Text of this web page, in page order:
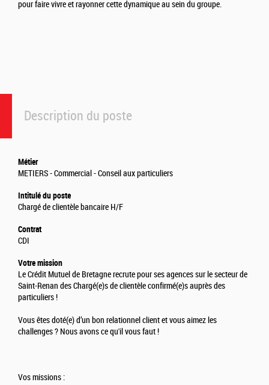
Description du poste
Métier
METIERS - Commercial - Conseil aux particuliers
Intitulé du poste
Chargé de clientèle bancaire H/F
Contrat
CDI
Votre mission
Le Crédit Mutuel de Bretagne recrute pour ses agences sur le secteur de
Saint-Renan des Chargé(e)s de clientèle confirmé(e)s auprès des
particuliers !
Vous êtes doté(e) d’un bon relationnel client et vous aimez les
challenges ? Nous avons ce qu'il vous faut !
Vos missions :
pour faire vivre et rayonner cette dynamique au sein du groupe.